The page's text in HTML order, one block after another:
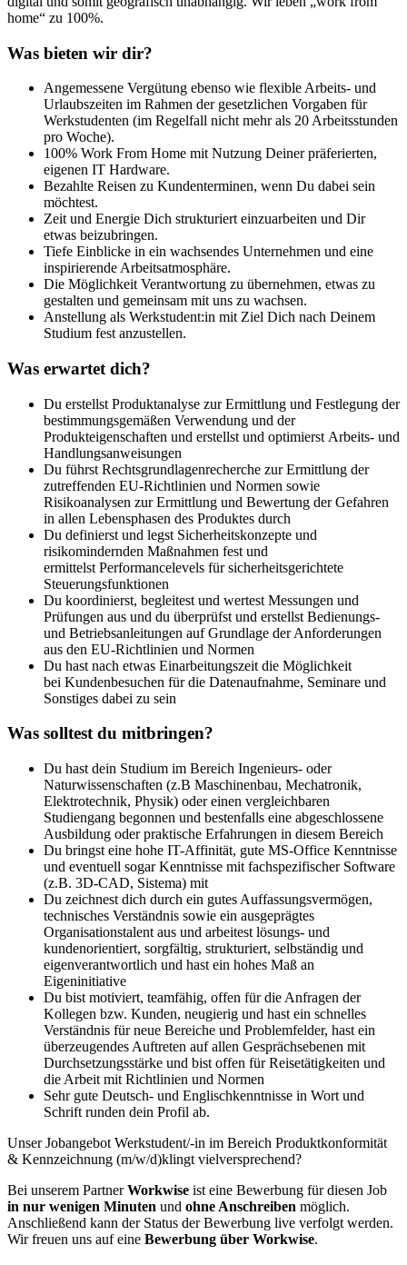
home“ zu 100%.
Was bieten wir dir?
Angemessene Vergütung ebenso wie flexible Arbeits- und
Urlaubszeiten im Rahmen der gesetzlichen Vorgaben für
Werkstudenten (im Regelfall nicht mehr als 20 Arbeitsstunden
pro Woche).
100% Work From Home mit Nutzung Deiner präferierten,
eigenen IT Hardware.
Bezahlte Reisen zu Kundenterminen, wenn Du dabei sein
möchtest.
Zeit und Energie Dich strukturiert einzuarbeiten und Dir
etwas beizubringen.
Tiefe Einblicke in ein wachsendes Unternehmen und eine
inspirierende Arbeitsatmosphäre.
Die Möglichkeit Verantwortung zu übernehmen, etwas zu
gestalten und gemeinsam mit uns zu wachsen.
Anstellung als Werkstudent:in mit Ziel Dich nach Deinem
Studium fest anzustellen.
Was erwartet dich?
Du erstellst Produktanalyse zur Ermittlung und Festlegung der
bestimmungsgemäßen Verwendung und der
Produkteigenschaften und erstellst und optimierst Arbeits- und
Handlungsanweisungen
Du führst Rechtsgrundlagenrecherche zur Ermittlung der
zutreffenden EU-Richtlinien und Normen sowie
Risikoanalysen zur Ermittlung und Bewertung der Gefahren
in allen Lebensphasen des Produktes durch
Du definierst und legst Sicherheitskonzepte und
risikomindernden Maßnahmen fest und
ermittelst Performancelevels für sicherheitsgerichtete
Steuerungsfunktionen
Du koordinierst, begleitest und wertest Messungen und
Prüfungen aus und du überprüfst und erstellst Bedienungs-
und Betriebsanleitungen auf Grundlage der Anforderungen
aus den EU-Richtlinien und Normen
Du hast nach etwas Einarbeitungszeit die Möglichkeit
bei Kundenbesuchen für die Datenaufnahme, Seminare und
Sonstiges dabei zu sein
Was solltest du mitbringen?
Du hast dein Studium im Bereich Ingenieurs- oder
Naturwissenschaften (z.B Maschinenbau, Mechatronik,
Elektrotechnik, Physik) oder einen vergleichbaren
Studiengang begonnen und bestenfalls eine abgeschlossene
Ausbildung oder praktische Erfahrungen in diesem Bereich
Du bringst eine hohe IT-Affinität, gute MS-Office Kenntnisse
und eventuell sogar Kenntnisse mit fachspezifischer Software
(z.B. 3D-CAD, Sistema) mit
Du zeichnest dich durch ein gutes Auffassungsvermögen,
technisches Verständnis sowie ein ausgeprägtes
Organisationstalent aus und arbeitest lösungs- und
kundenorientiert, sorgfältig, strukturiert, selbständig und
eigenverantwortlich und hast ein hohes Maß an
Eigeninitiative
Du bist motiviert, teamfähig, offen für die Anfragen der
Kollegen bzw. Kunden, neugierig und hast ein schnelles
Verständnis für neue Bereiche und Problemfelder, hast ein
überzeugendes Auftreten auf allen Gesprächsebenen mit
Durchsetzungsstärke und bist offen für Reisetätigkeiten und
die Arbeit mit Richtlinien und Normen
Sehr gute Deutsch- und Englischkenntnisse in Wort und
Schrift runden dein Profil ab.
Unser Jobangebot Werkstudent/-in im Bereich Produktkonformität
& Kennzeichnung (m/w/d)klingt vielversprechend?
Bei unserem PartnerWorkwise ist eine Bewerbung für diesen Job
in nur wenigen Minuten und ohne Anschreiben möglich.
Anschließend kann der Status der Bewerbung live verfolgt werden.
Wir freuen uns auf eine Bewerbung über Workwise.